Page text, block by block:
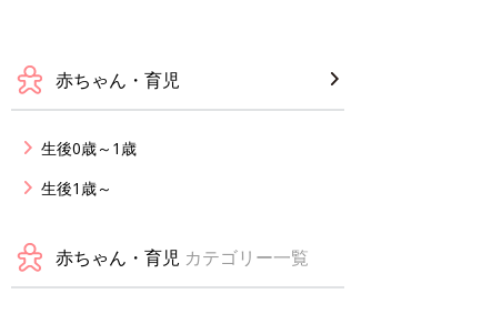
赤ちゃん・育児
生後0歳～1歳
生後1歳～
赤ちゃん・育児 カテゴリー一覧